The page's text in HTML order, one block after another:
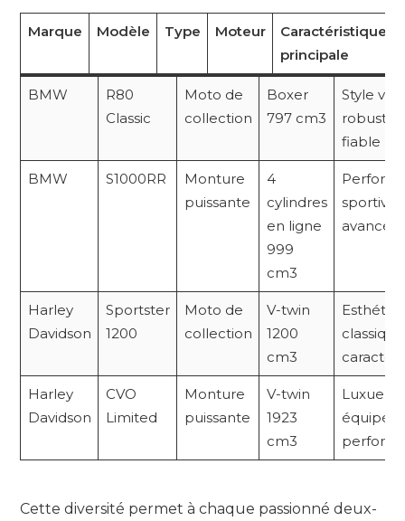
Marque Modèle Type Moteur
Caractéristique
principale
BMW
R80
Classic
Moto de
collection
Boxer
797 cm3
Style
robuste
fiable
BMW S1000RR
Monture
puissante
4
cylindres
en ligne
999
cm3
sportive
avancée
Harley
Davidson
Sportster
1200
Moto de
collection
V-twin
1200
cm3
Harley
Davidson
CVO
Limited
Monture
puissante
V-twin
1923
cm3
équipée
Cette diversité permet à chaque passionné deux-